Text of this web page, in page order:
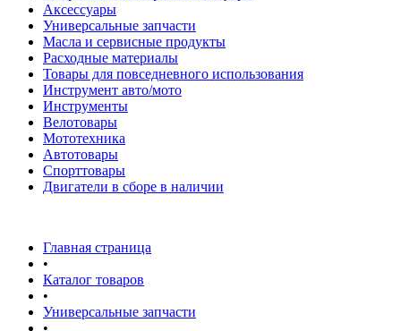
Аксессуары
Универсальные запчасти
Масла и сервисные продукты
Расходные материалы
Товары для повседневного использования
Инструмент авто/мото
Инструменты
Велотовары
Мототехника
Автотовары
Спорттовары
Двигатели в сборе в наличии
Главная страница
•
Каталог товаров
•
Универсальные запчасти
•